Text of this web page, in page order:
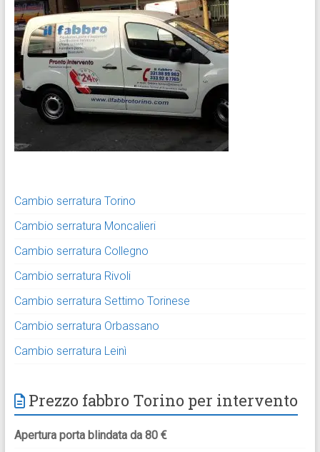
Cambio serratura Torino
Cambio serratura Moncalieri
Cambio serratura Collegno
Cambio serratura Rivoli
Cambio serratura Settimo Torinese
Cambio serratura Orbassano
Cambio serratura Leinì
Prezzo fabbro Torino per intervento
Apertura porta blindata da 80 €